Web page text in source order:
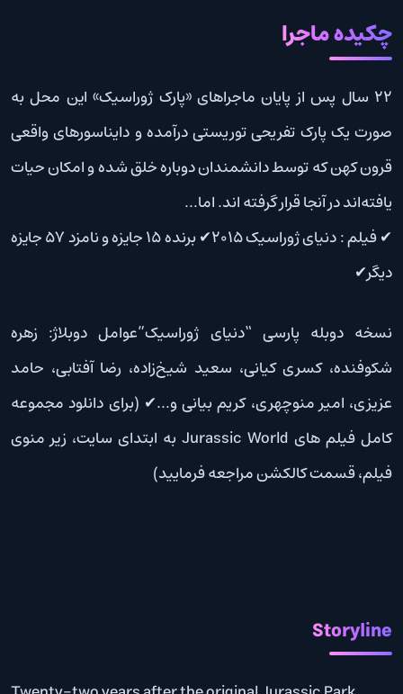
چکیده ماجرا
۲۲ سال پس از پایان ماجراهای «پارک ژوراسیک» این محل به
صورت یک پارک تفریحی توریستی درآمده و دایناسورهای واقعی
قرون کهن که توسط دانشمندان دوباره خلق شده و امکان حیات
یافته‌اند در آنجا قرار گرفته اند. اما…
✔ فیلم : دنیای ژوراسیک 2015✔ برنده 15 جایزه و نامزد 57 جایزه
دیگر✔
نسخه دوبله پارسی “دنیای ژوراسیک”عوامل دوبلاژ: زهره
شکوفنده، کسری کیانی، سعید شیخ‌زاده، رضا آفتابی، حامد
عزیزی، امیر منوچهری، کریم بیانی و…✔ (برای دانلود مجموعه
کامل فیلم های Jurassic World به ابتدای سایت، زیر منوی
فیلم، قسمت کالکشن مراجعه فرمایید)
Storyline